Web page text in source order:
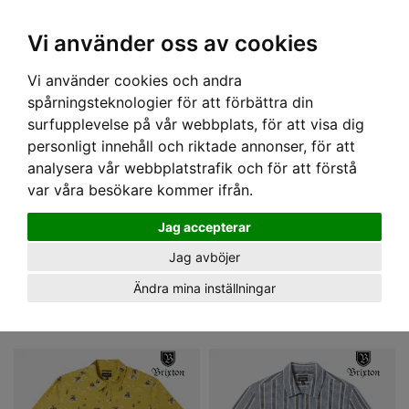
Vi använder oss av cookies
Vi använder cookies och andra
spårningsteknologier för att förbättra din
surfupplevelse på vår webbplats, för att visa dig
personligt innehåll och riktade annonser, för att
analysera vår webbplatstrafik och för att förstå
var våra besökare kommer ifrån.
Jag accepterar
Jag avböjer
Ändra mina inställningar
Hem› HERR› SKJORTOR
SKJORTOR
Vi har skjortor för alla tillfällen. Vardagsskjortor och festskjortor! De finns i olika
modeller. Långärmat, kortärmat, slim och bowlingskjorta osv.
Allt från hawaii skjortor till skogsarbetare skjortor hittar du här!
Läs mer!